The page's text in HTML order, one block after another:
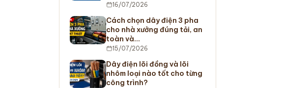
16/07/2026
Cách chọn dây điện 3 pha
cho nhà xưởng đúng tải, an
toàn và…
15/07/2026
Dây điện lõi đồng và lõi
nhôm loại nào tốt cho từng
công trình?